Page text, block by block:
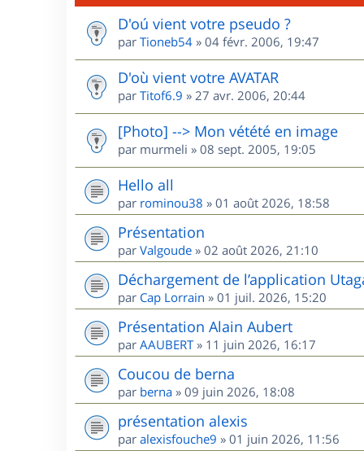
D'oú vient votre pseudo ?
par Tioneb54 » 04 févr. 2006, 19:47
D'où vient votre AVATAR
par Titof6.9 » 27 avr. 2006, 20:44
[Photo] --> Mon vétété en image
par murmeli » 08 sept. 2005, 19:05
Hello all
par rominou38 » 01 août 2026, 18:58
Présentation
par Valgoude » 02 août 2026, 21:10
Déchargement de l’application
par Cap Lorrain » 01 juil. 2026, 15:20
Présentation Alain Aubert
par AAUBERT» 11 juin 2026, 16:17
Coucou de berna
par berna » 09 juin 2026, 18:08
présentation alexis
par alexisfouche9 » 01 juin 2026, 11:56